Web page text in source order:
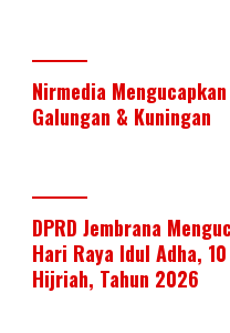
Nirmedia
Galungan & Kuningan
DPRD Jembrana
Hari Raya Idul Adha,
Hijriah, Tahun 2026